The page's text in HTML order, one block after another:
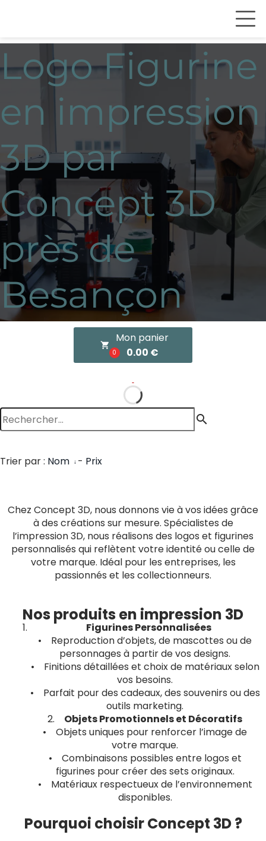
Logo Figurine
en impression
3D par
Concept 3D
près de
Besançon
local_grocery_store
0
Mon panier
0.00 €
search
Trier par : Nom - Prix
Chez Concept 3D, nous donnons vie à vos idées grâce
à des créations sur mesure. Spécialistes de
l’impression 3D, nous réalisons des logos et figurines
personnalisés qui reflètent votre identité ou celle de
votre marque. Idéal pour les entreprises, les
passionnés et les collectionneurs.
Nos produits en impression 3D
Figurines Personnalisées
• Reproduction d’objets, de mascottes ou de
personnages à partir de vos designs.
• Finitions détaillées et choix de matériaux selon
vos besoins.
• Parfait pour des cadeaux, des souvenirs ou des
outils marketing.
2. Objets Promotionnels et Décoratifs
• Objets uniques pour renforcer l’image de
votre marque.
• Combinaisons possibles entre logos et
figurines pour créer des sets originaux.
• Matériaux respectueux de l’environnement
disponibles.
Pourquoi choisir Concept 3D ?